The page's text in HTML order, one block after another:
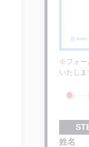
※フォー
いたしま
姓名